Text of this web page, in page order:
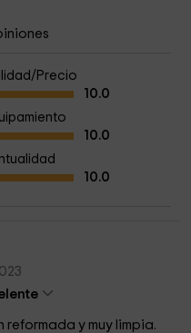
Precio
10.0
10.0
10.0
y muy limpia.